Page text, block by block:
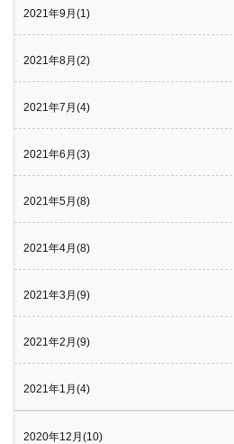
2021年9月(1)
2021年8月(2)
2021年7月(4)
2021年6月(3)
2021年5月(8)
2021年4月(8)
2021年3月(9)
2021年2月(9)
2021年1月(4)
2020年12月(10)